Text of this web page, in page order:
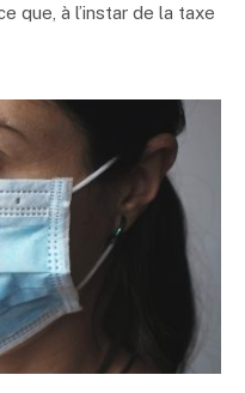
que, à l’instar de la taxe